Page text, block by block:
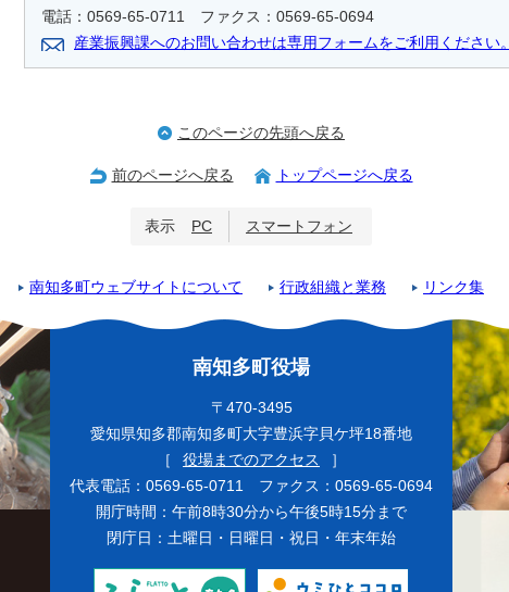
電話：0569-65-0711 ファクス：0569-65-0694
産業振興課へのお問い合わせは専用フォームをご利用ください。
このページの先頭へ戻る
前のページへ戻る トップページへ戻る
表示 PC スマートフォン
南知多町ウェブサイトについて 行政組織と業務 リンク集
南知多町役場
〒470-3495
愛知県知多郡南知多町大字豊浜字貝ケ坪18番地
［
役場までのアクセス
］
代表電話：0569-65-0711 ファクス：0569-65-0694
開庁時間：午前8時30分から午後5時15分まで
閉庁日：土曜日・日曜日・祝日・年末年始